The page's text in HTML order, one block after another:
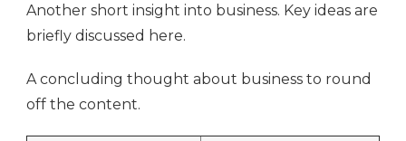
Another short insight into business. Key ideas are
briefly discussed here.
A concluding thought about business to round
off the content.